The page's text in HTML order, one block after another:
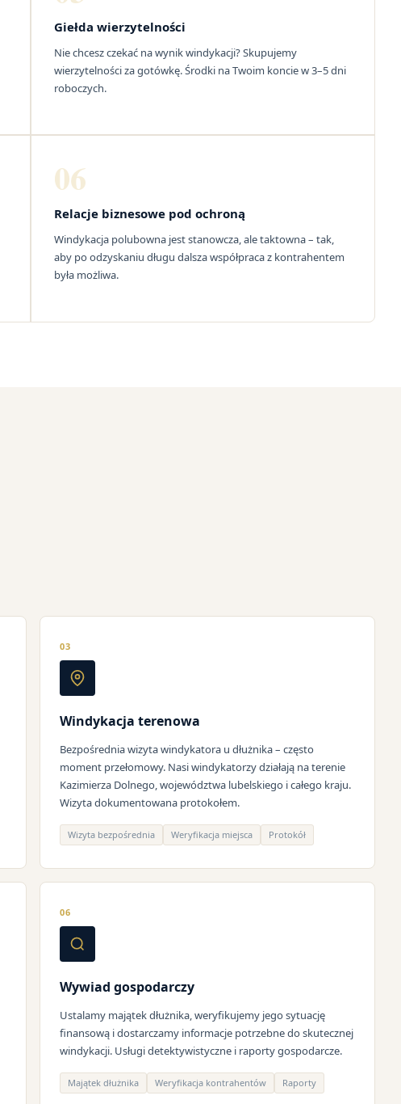
Giełda wierzytelności
Nie chcesz czekać na wynik windykacji? Skupujemy
wierzytelności za gotówkę. Środki na Twoim koncie w 3–5 dni
roboczych.
06
Relacje biznesowe pod ochroną
Windykacja polubowna jest stanowcza, ale taktowna – tak,
aby po odzyskaniu długu dalsza współpraca z kontrahentem
była możliwa.
03
Windykacja terenowa
Bezpośrednia wizyta windykatora u dłużnika – często
moment przełomowy. Nasi windykatorzy działają na terenie
Kazimierza Dolnego, województwa lubelskiego i całego kraju.
Wizyta dokumentowana protokołem.
Wizyta bezpośrednia Weryfikacja miejsca Protokół
06
Wywiad gospodarczy
Ustalamy majątek dłużnika, weryfikujemy jego sytuację
finansową i dostarczamy informacje potrzebne do skutecznej
windykacji. Usługi detektywistyczne i raporty gospodarcze.
Majątek dłużnika Weryfikacja kontrahentów Raporty